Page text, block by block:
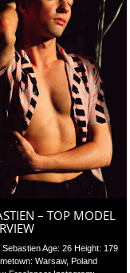
– TOP MODEL
Sebastien Age: 26 Height: 179
Warsaw, Poland